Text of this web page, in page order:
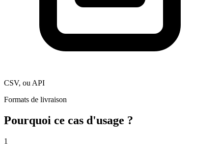
CSV, ou API
Formats de livraison
Pourquoi ce cas d'usage ?
1